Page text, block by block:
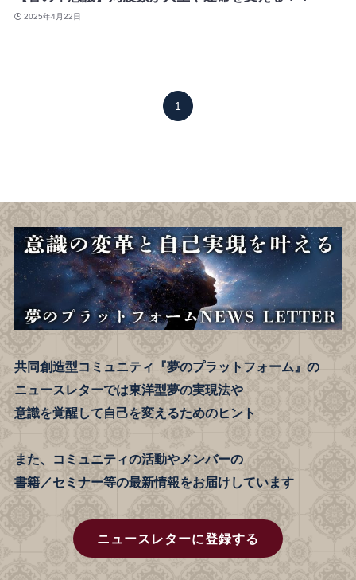
2025年4月22日
1
共同創造型コミュニティ『夢のプラットフォーム』の
ニュースレターでは東洋型夢の実現法や
意識を覚醒して自己を変えるためのヒント
また、コミュニティの活動やメンバーの
書籍／セミナー等の最新情報をお届けしています
ニュースレターに登録する